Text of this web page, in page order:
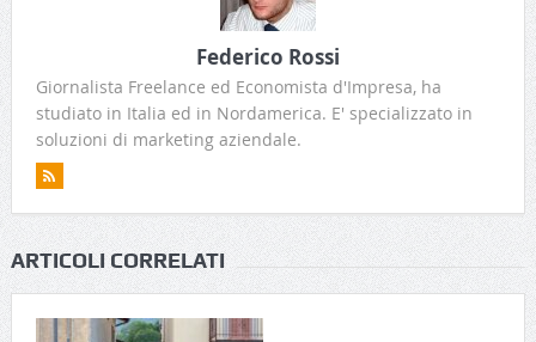
Federico Rossi
Giornalista Freelance ed Economista d'Impresa, ha
studiato in Italia ed in Nordamerica. E' specializzato in
soluzioni di marketing aziendale.
ARTICOLI CORRELATI